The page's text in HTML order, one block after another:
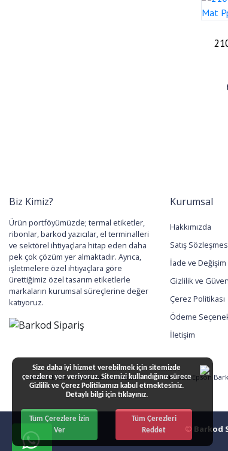
Biz Kimiz?
Ürün portföyümüzde; termal etiketler,
ribonlar, barkod yazıcılar, el terminalleri
ve sektörel ihtiyaçlara hitap eden daha
pek çok çözüm yer almaktadır. Ayrıca,
işletmelere özel ihtiyaçlara göre
ürettiğimiz özel tasarım etiketlerle
markaların kurumsal süreçlerine değer
katıyoruz.
Kurumsal
Hakkımızda
Satış
İade ve Değişim
Gizlilik ve
Çerez Politikası
Ödeme
İletişim
Gebze Epson Renkli Barkod Yazıcı Tuzla Epson
© Barkod
Size daha iyi hizmet verebilmek için sitemizde
çerezlere yer veriyoruz. Sitemizi kullandığınız sürece
Gizlilik ve Çerez Politikamızı kabul etmektesiniz.
Detaylı bilgi için tıklayınız.
Tüm Çerezlere İzin
Ver
Tüm Çerezleri
Reddet